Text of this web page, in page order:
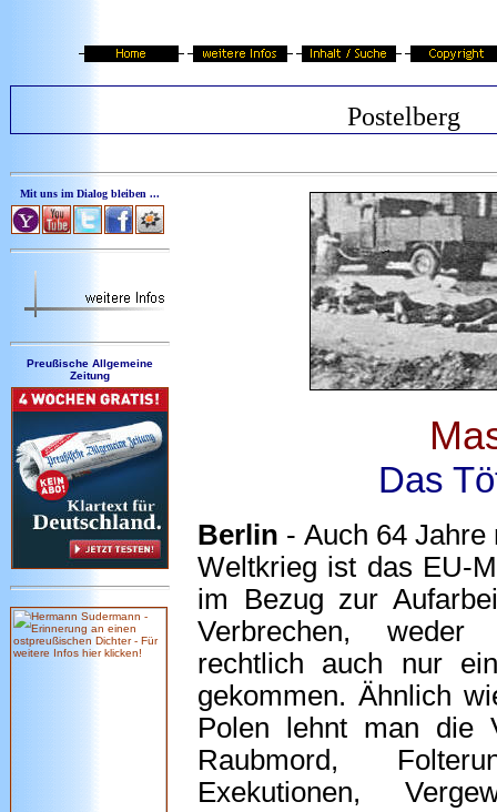
Postelberg
Mit uns im Dialog bleiben ...
Preußische Allgemeine
Zeitung
Das
Berlin - Auch 64
Weltkrieg ist das EU-
im Bezug zur
Verbrechen, weder
rechtlich auch nur
gekommen. Ähnlich
Polen lehnt man die
Raubmord,
Exekutionen,